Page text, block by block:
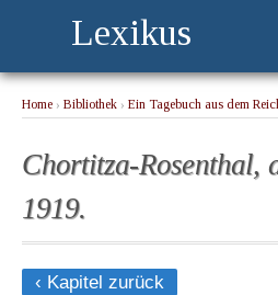
Lexikus
Home › Bibliothek › Ein Tagebuch aus dem
Chortitza-Rosenthal,
1919.
‹ Kapitel zurück